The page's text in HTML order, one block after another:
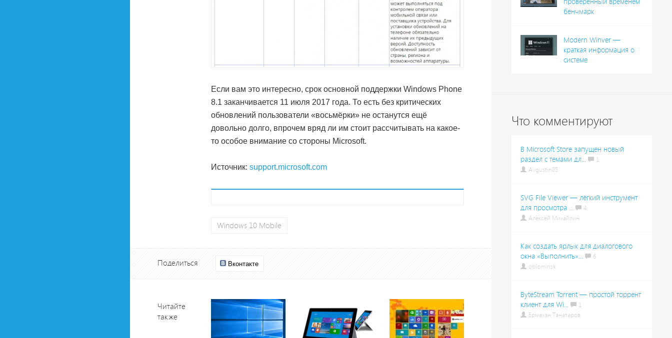
Если вам это интересно, срок основной поддержки Windows Phone
8.1 заканчивается 11 июля 2017 года. То есть без критических
обновлений пользователи «восьмёрки» не останутся ещё
довольно долго, впрочем вряд ли им стоит рассчитывать на какое-
то особое внимание со стороны Microsoft.
Источник:support.microsoft.com
Windows 10 Mobile
Поделиться Вконтакте
Читайте
также
бенчмарк
Modern Winver —
краткая информация о
системе
Что комментируют
В Microsoft Store запущен новый
раздел с темами дл...
1
Avgustin85
SVG File Viewer — лёгкий инструмент
для просмотра ...
4
Алексей Михайлин
Как создать ярлык для диалогового
окна «Выполнить»...
6
oblominsk
ByteStream Torrent — простой торрент
клиент для Wi...
1
Ермахан Танатаров